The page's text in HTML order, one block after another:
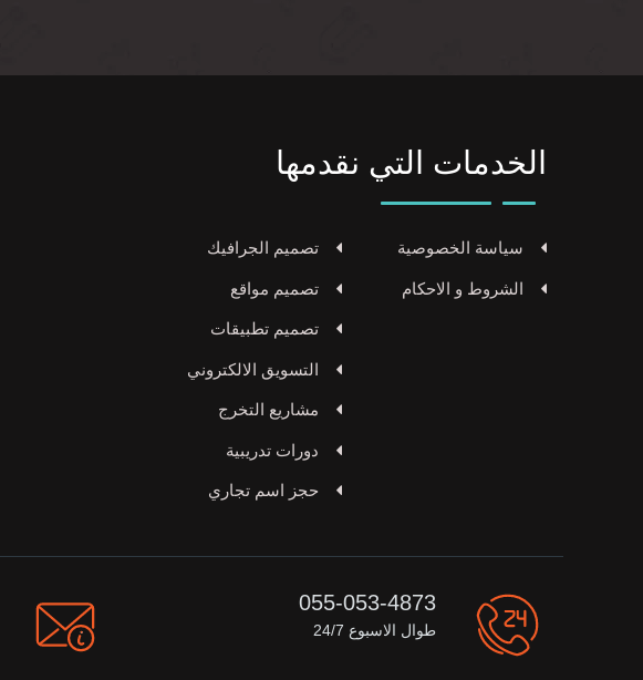
الخدمات التي نقدمها
تصميم الجرافيك
تصميم مواقع
تصميم تطبيقات
التسويق الالكتروني
مشاريع التخرج
دورات تدريبية
حجز اسم تجاري
سياسة الخصوصية
الشروط و الاحكام
055-053-4873
طوال الاسبوع 24/7